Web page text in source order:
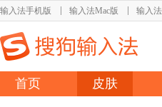
输入法手机版 输入法Mac版 输入
首页 皮肤